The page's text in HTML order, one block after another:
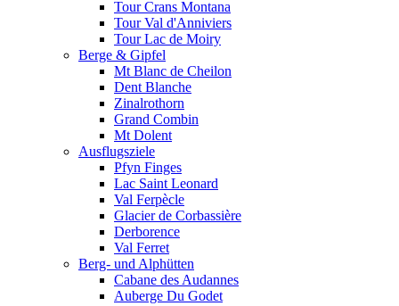
Tour Crans Montana
Tour Val d'Anniviers
Tour Lac de Moiry
Berge & Gipfel
Mt Blanc de Cheilon
Dent Blanche
Zinalrothorn
Grand Combin
Mt Dolent
Ausflugsziele
Pfyn Finges
Lac Saint Leonard
Val Ferpècle
Glacier de Corbassière
Derborence
Val Ferret
Berg- und Alphütten
Cabane des Audannes
Auberge Du Godet